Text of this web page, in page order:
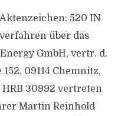
520 IN
über das
GmbH, vertr. d.
09114 Chemnitz,
30992 vertreten
Martin Reinhold